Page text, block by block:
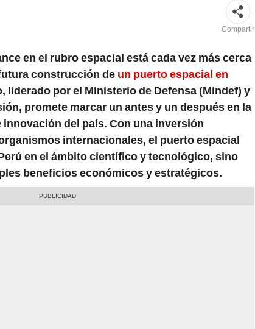
Compartir
en el rubro espacial está cada vez más cerca
construcción de un puerto espacial en
liderado por el Ministerio de Defensa (Mindef) y
promete marcar un antes y un después en la
del país. Con una inversión
internacionales, el puerto espacial
en el ámbito científico y tecnológico, sino
beneficios económicos y estratégicos.